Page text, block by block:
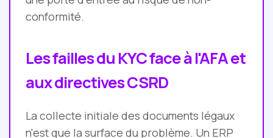
conformité.
Les failles du KYC face à l'AFA et
aux directives CSRD
La collecte initiale des documents légaux
n'est que la surface du problème. Un ERP